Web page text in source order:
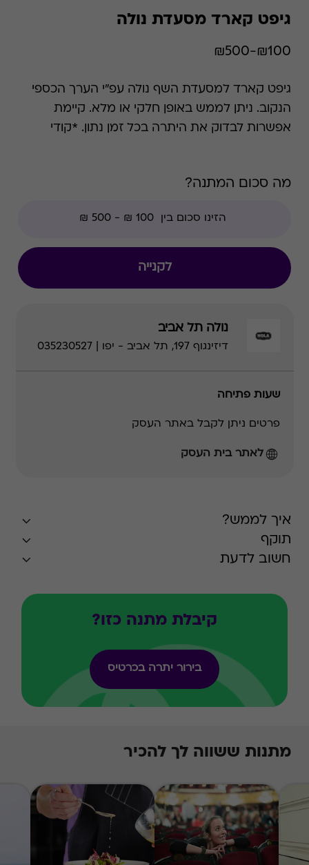
גיפט קארד מסעדת נולה
₪100-₪500
גיפט קארד למסעדת השף נולה עפ"י הערך הכספי
הנקוב. ניתן לממש באופן חלקי או מלא. קיימת
אפשרות לבדוק את היתרה בכל זמן נתון. *קודי
מה סכום המתנה?
לקנייה
נולה תל אביב
דיזינגוף 197, תל אביב - יפו | 035230527
שעות פתיחה
פרטים ניתן לקבל באתר העסק
לאתר בית העסק
איך לממש?
תוקף
חשוב לדעת
קיבלת מתנה כזו?
בירור יתרה בכרטיס
מתנות ששווה לך להכיר